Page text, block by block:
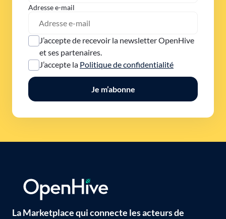
Adresse e-mail
J’accepte de recevoir la newsletter OpenHive
et ses partenaires.
J’accepte la Politique de confidentialité
Je m’abonne
La Marketplace qui connecte les acteurs de